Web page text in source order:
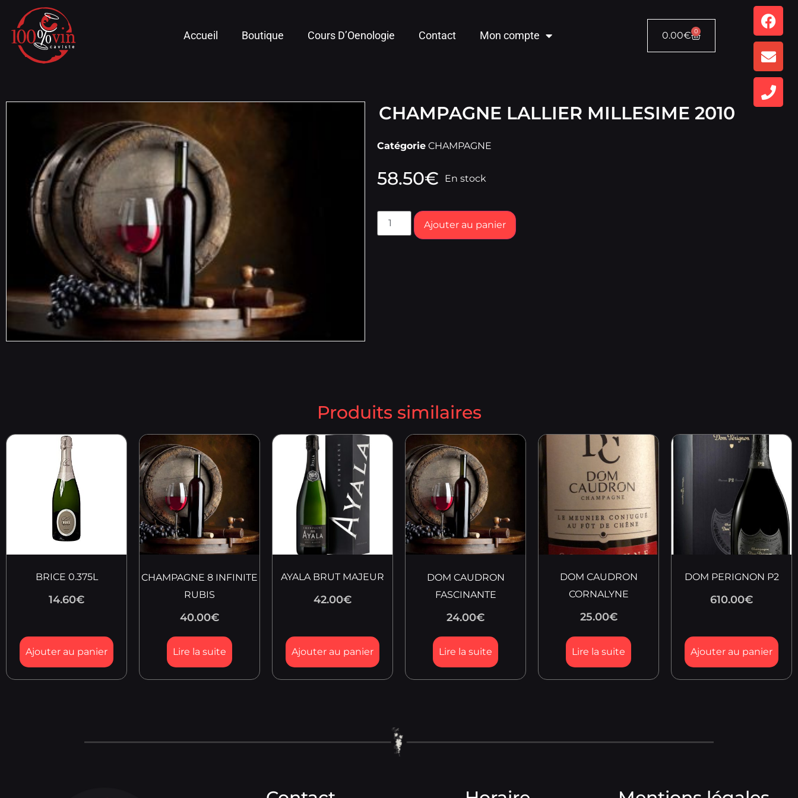
Accueil Boutique Cours D’Oenologie Contact Mon compte 0.00€ 0
CHAMPAGNE LALLIER MILLESIME 2010
Catégorie CHAMPAGNE
58.50€ En stock
Ajouter au panier
Produits similaires
BRICE 0.375L
14.60€
Ajouter au panier
CHAMPAGNE 8 INFINITE
RUBIS
40.00€
Lire la suite
AYALA BRUT MAJEUR
42.00€
Ajouter au panier
DOM CAUDRON
FASCINANTE
24.00€
Lire la suite
DOM CAUDRON
CORNALYNE
25.00€
Lire la suite
DOM PERIGNON P2
610.00€
Ajouter au panier